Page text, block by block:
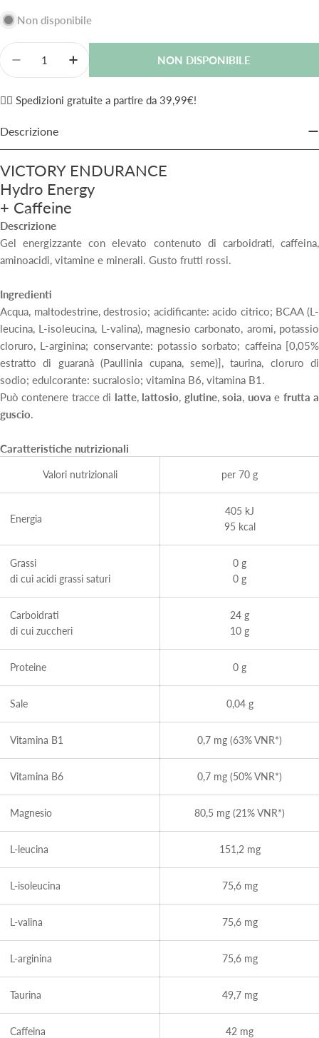
Non disponibile
Quantità
Diminuisci La Quantità Per Victory End Energy H
Aumenta La Quantità Per Victory End
NON DISPONIBILE
✌🏼 Spedizioni gratuite a partire da 39,99€!
Descrizione
VICTORY ENDURANCE
Hydro Energy
+ Caffeine
Descrizione
Gel energizzante con elevato contenuto di carboidrati, caffeina,
aminoacidi, vitamine e minerali. Gusto frutti rossi.
Ingredienti
Acqua, maltodestrine, destrosio; acidificante: acido citrico; BCAA (L-
leucina, L-isoleucina, L-valina), magnesio carbonato, aromi, potassio
cloruro, L-arginina; conservante: potassio sorbato; caffeina [0,05%
estratto di guaranà (Paullinia cupana, seme)], taurina, cloruro di
sodio; edulcorante: sucralosio; vitamina B6, vitamina B1.
Può contenere tracce di latte, lattosio, glutine,soia, uovae frutta a
guscio.
Caratteristiche nutrizionali
Valori nutrizionali per 70 g
Energia
405 kJ
95 kcal
Grassi
di cui acidi grassi saturi
0 g
0 g
Carboidrati
di cui zuccheri
24 g
10 g
Proteine 0 g
Sale 0,04 g
Vitamina B1 0,7 mg (63% VNR*)
Vitamina B6 0,7 mg (50% VNR*)
Magnesio 80,5 mg (21% VNR*)
L-leucina 151,2 mg
L-isoleucina 75,6 mg
L-valina 75,6 mg
L-arginina 75,6 mg
Taurina 49,7 mg
Caffeina 42 mg